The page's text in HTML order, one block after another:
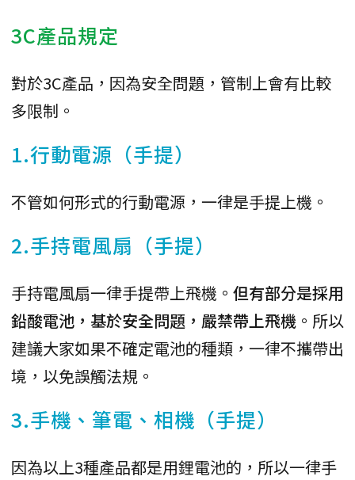
3C產品規定
對於3C產品，因為安全問題，管制上會有比較
多限制。
1.行動電源（手提）
不管如何形式的行動電源，一律是手提上機。
2.手持電風扇（手提）
手持電風扇一律手提帶上飛機。 但有部分是採用
鉛酸電池，基於安全問題，嚴禁帶上飛機 。所以
建議大家如果不確定電池的種類，一律不攜帶出
境，以免誤觸法規。
3.手機、筆電、相機（手提）
因為以上3種產品都是用鋰電池的，所以一律手